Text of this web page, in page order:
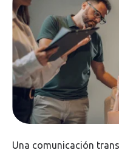
Una comunicación